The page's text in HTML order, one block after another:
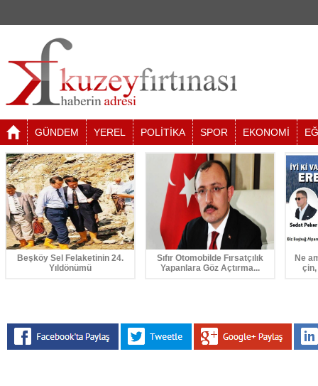
GÜNDEM YEREL POLİTİKA SPOR EKONOMİ
Beşköy Sel Felaketinin 24.
Yıldönümü
Sıfır Otomobilde Fırsatçılık
Yapanlara Göz Açtırma...
Ne